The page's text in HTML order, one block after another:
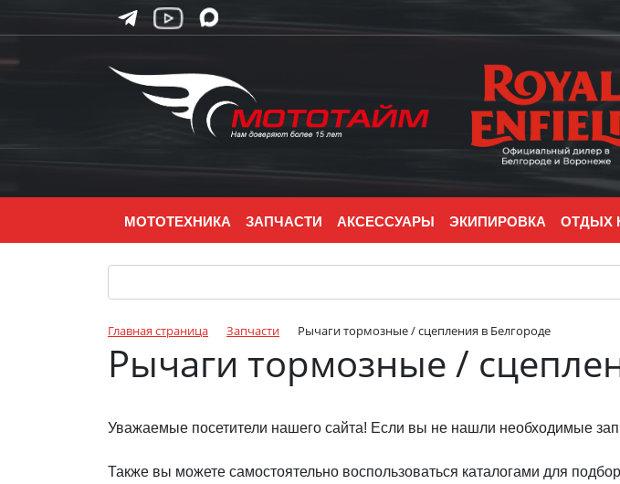
МОТОТЕХНИКА ЗАПЧАСТИ АКСЕССУАРЫ ЭКИПИРОВКА ОТДЫХ
Главная страница Запчасти Рычаги тормозные / сцепления в Белгороде
Рычаги тормозные /
Уважаемые посетители нашего сайта! Если вы не нашли необходимые
Также вы можете самостоятельно воспользоваться каталогами для